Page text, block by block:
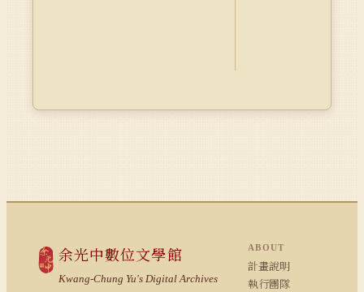
余光中數位文學館
Kwang-Chung Yu's Digital Archives
ABOUT
計畫說明
執行團隊